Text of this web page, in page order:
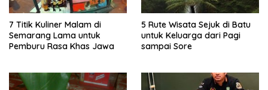
7 Titik Kuliner Malam di
Semarang Lama untuk
Pemburu Rasa Khas Jawa
5 Rute Wisata Sejuk di Batu
untuk Keluarga dari Pagi
sampai Sore